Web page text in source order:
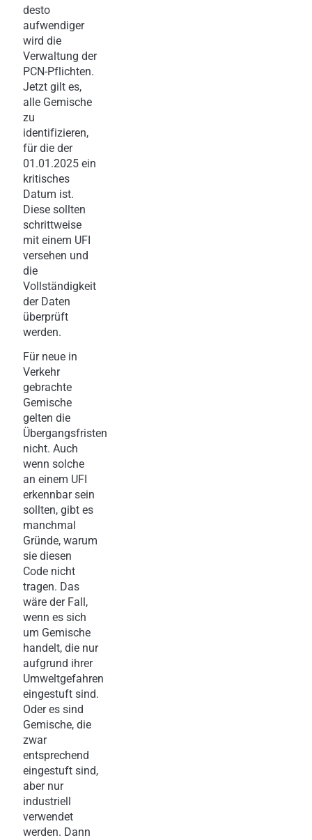
desto
aufwendiger
wird die
Verwaltung der
PCN-Pflichten.
Jetzt gilt es,
alle Gemische
zu
identifizieren,
für die der
01.01.2025 ein
kritisches
Datum ist.
Diese sollten
schrittweise
mit einem UFI
versehen und
die
Vollständigkeit
der Daten
überprüft
werden.
Für neue in
Verkehr
gebrachte
Gemische
gelten die
Übergangsfristen
nicht. Auch
wenn solche
an einem UFI
erkennbar sein
sollten, gibt es
manchmal
Gründe, warum
sie diesen
Code nicht
tragen. Das
wäre der Fall,
wenn es sich
um Gemische
handelt, die nur
aufgrund ihrer
Umweltgefahren
eingestuft sind.
Oder es sind
Gemische, die
zwar
entsprechend
eingestuft sind,
aber nur
industriell
verwendet
werden. Dann